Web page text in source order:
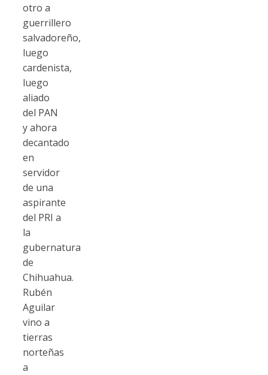
otro a
guerrillero
salvadoreño,
luego
cardenista,
luego
aliado
del PAN
y ahora
decantado
en
servidor
de una
aspirante
del PRI a
la
gubernatura
de
Chihuahua.
Rubén
Aguilar
vino a
tierras
norteñas
a